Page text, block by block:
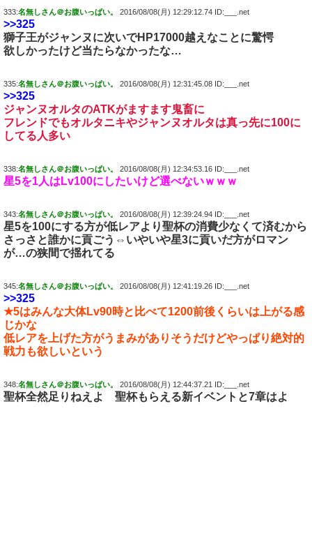
333:名無しさん＠お腹いっぱい。 2016/08/08(月) 12:29:12.74 ID:___.net
>>325
獅子王がジャンヌに次いでHP17000越えなことに驚愕
欲しかったけど当たらなかったな…
335:名無しさん＠お腹いっぱい。 2016/08/08(月) 12:31:45.08 ID:___.net
>>325
ジャンヌオルタのATKがますます鬼畜に
フレンドでもオルタニキやジャンヌオルタは真っ先に100に
してる人多い
338:名無しさん＠お腹いっぱい。 2016/08/08(月) 12:34:53.16 ID:___.net
星5を1人はLv100にしたいけど選べないｗｗｗ
343:名無しさん＠お腹いっぱい。 2016/08/08(月) 12:39:24.94 ID:___.net
星5を100にする方が低レアより聖杯の消費少なくて済むから
さっさと誰かに貢ごう⇔いやいや星3に貢いだ方がロマン
が…の狭間で揺れてる
345:名無しさん＠お腹いっぱい。 2016/08/08(月) 12:41:19.26 ID:___.net
>>325
★5はみんな大体Lv90時と比べて1200前後くらいは上がる感
じかな
低レアを上げた方がうまみがありそうだけどやっぱり絶対的
戦力も欲しいという
348:名無しさん＠お腹いっぱい。 2016/08/08(月) 12:44:37.21 ID:___.net
聖杯全然足りねえよ 聖杯もらえる新イベントと7章はよ